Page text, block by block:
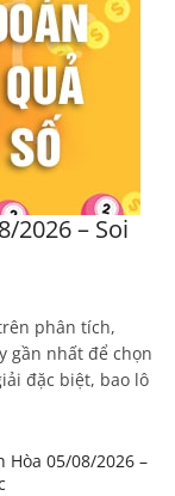
2026 – Soi
phân tích,
gần nhất để chọn
đặc biệt, bao lô
Hòa 05/08/2026 –